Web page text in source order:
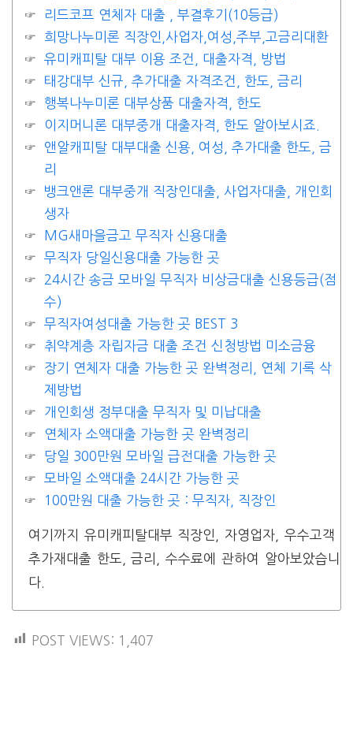
리드코프 연체자 대출 , 부결후기(10등급)
희망나누미론 직장인,사업자,여성,주부,고금리대환
유미캐피탈 대부 이용 조건, 대출자격, 방법
태강대부 신규, 추가대출 자격조건, 한도, 금리
행복나누미론 대부상품 대출자격, 한도
이지머니론 대부중개 대출자격, 한도 알아보시죠.
앤알캐피탈 대부대출 신용, 여성, 추가대출 한도, 금
리
뱅크앤론 대부중개 직장인대출, 사업자대출, 개인회
생자
MG새마을금고 무직자 신용대출
무직자 당일신용대출 가능한 곳
24시간 송금 모바일 무직자 비상금대출 신용등급(점
수)
무직자여성대출 가능한 곳 BEST 3
취약계층 자립자금 대출 조건 신청방법 미소금융
장기 연체자 대출 가능한 곳 완벽정리, 연체 기록 삭
제방법
개인회생 정부대출 무직자 및 미납대출
연체자 소액대출 가능한 곳 완벽정리
당일 300만원 모바일 급전대출 가능한 곳
모바일 소액대출 24시간 가능한 곳
100만원 대출 가능한 곳 : 무직자, 직장인
여기까지 유미캐피탈대부 직장인, 자영업자, 우수고객
추가재대출 한도, 금리, 수수료에 관하여 알아보았습니
다.
POST VIEWS: 1,407